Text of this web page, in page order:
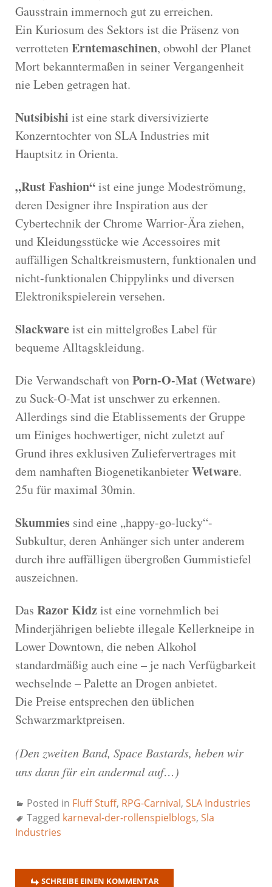
Gausstrain immernoch gut zu erreichen.
Ein Kuriosum des Sektors ist die Präsenz von
verrottetenErntemaschinen, obwohl der Planet
Mort bekanntermaßen in seiner Vergangenheit
nie Leben getragen hat.
Nutsibishi ist eine stark diversivizierte
Konzerntochter von SLA Industries mit
Hauptsitz in Orienta.
„Rust Fashion“ist eine junge Modeströmung,
deren Designer ihre Inspiration aus der
Cybertechnik der Chrome Warrior-Ära ziehen,
und Kleidungsstücke wie Accessoires mit
auffälligen Schaltkreismustern, funktionalen und
nicht-funktionalen Chippylinks und diversen
Elektronikspielerein versehen.
Slackwareist ein mittelgroßes Label für
bequeme Alltagskleidung.
Die Verwandschaft vonPorn-O-Mat (Wetware)
zu Suck-O-Mat ist unschwer zu erkennen.
Allerdings sind die Etablissements der Gruppe
um Einiges hochwertiger, nicht zuletzt auf
Grund ihres exklusiven Zuliefervertrages mit
dem namhaften BiogenetikanbieterWetware.
25u für maximal 30min.
Skummies sind eine „happy-go-lucky“-
Subkultur, deren Anhänger sich unter anderem
durch ihre auffälligen übergroßen Gummistiefel
auszeichnen.
Das Razor Kidzist eine vornehmlich bei
Minderjährigen beliebte illegale Kellerkneipe in
Lower Downtown, die neben Alkohol
standardmäßig auch eine – je nach Verfügbarkeit
wechselnde – Palette an Drogen anbietet.
Die Preise entsprechen den üblichen
Schwarzmarktpreisen.
(Den zweiten Band, Space Bastards, heben wir
uns dann für ein andermal auf…)
Posted in Fluff Stuff, RPG-Carnival, SLA Industries
Tagged karneval-der-rollenspielblogs, Sla
Industries
SCHREIBE EINEN KOMMENTAR